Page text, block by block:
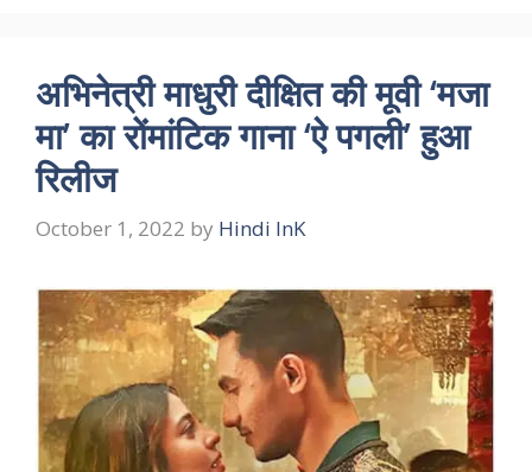
अभिनेत्री माधुरी दीक्षित की मूवी ‘मजा
मा’ का रोंमांटिक गाना ‘ऐ पगली’ हुआ
रिलीज
October 1, 2022 by Hindi InK